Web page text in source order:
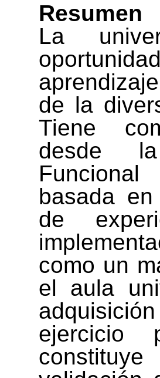
Resumen
La
de la
Tiene
desde la
basada
de
como un
el aula
ejercicio